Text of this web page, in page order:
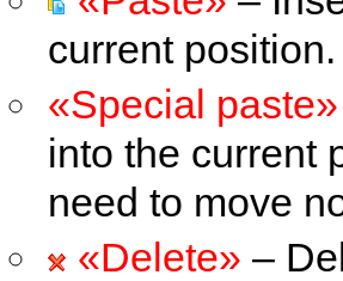
current position.
«Special paste»
into the current
need to move
«Delete» –